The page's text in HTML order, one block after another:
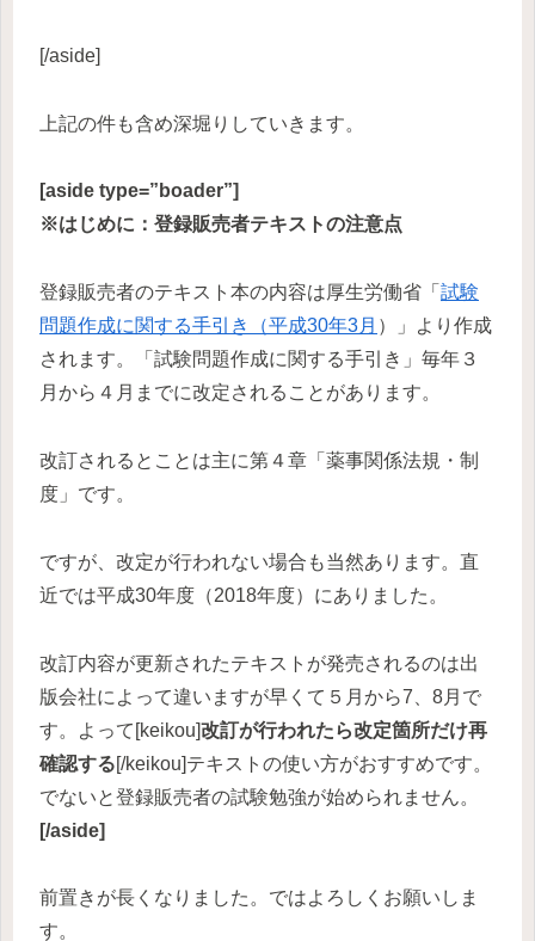
[/aside]
上記の件も含め深堀りしていきます。
[aside type=”boader”]
※はじめに：登録販売者テキストの注意点
登録販売者のテキスト本の内容は厚生労働省「 試験
問題作成に関する手引き（平成30年3月 ）」より作成
されます。「試験問題作成に関する手引き」毎年３
月から４月までに改定されることがあります。
改訂されるとことは主に第４章「薬事関係法規・制
度」です。
ですが、改定が行われない場合も当然あります。直
近では平成30年度（2018年度）にありました。
改訂内容が更新されたテキストが発売されるのは出
版会社によって違いますが早くて５月から7、8月で
す。よって[keikou]改訂が行われたら改定箇所だけ再
確認する[/keikou]テキストの使い方がおすすめです。
でないと登録販売者の試験勉強が始められません。
[/aside]
前置きが長くなりました。ではよろしくお願いしま
す。